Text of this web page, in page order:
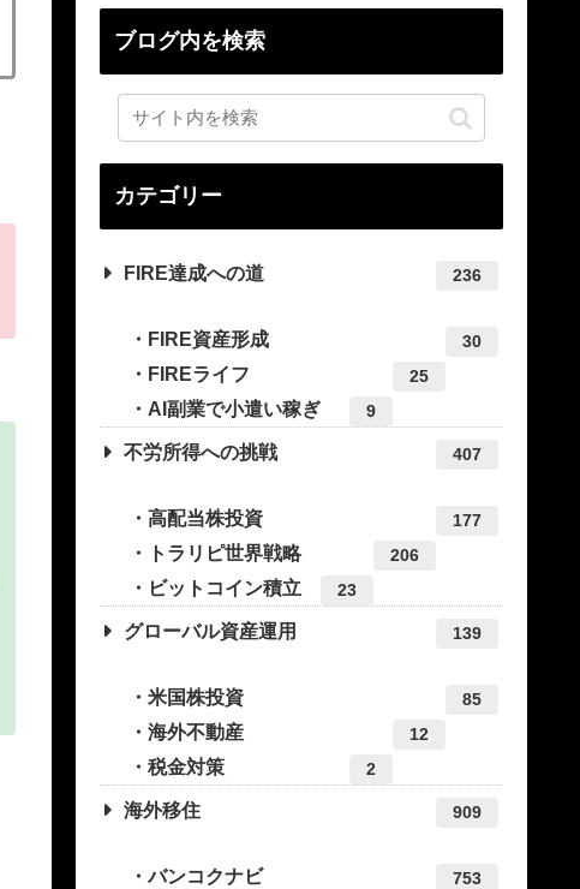
ブログ内を検索
カテゴリー
FIRE達成への道 236
FIRE資産形成 30
FIREライフ 25
AI副業で小遣い稼ぎ 9
不労所得への挑戦 407
高配当株投資 177
トラリピ世界戦略 206
ビットコイン積立 23
グローバル資産運用 139
米国株投資 85
海外不動産 12
税金対策 2
海外移住 909
バンコクナビ 753